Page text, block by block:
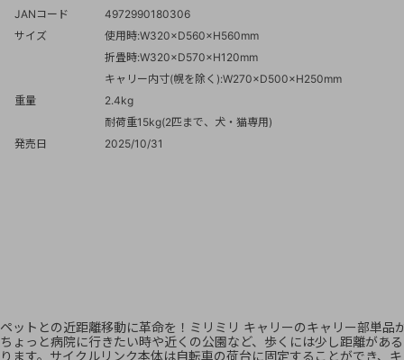
JANコード
4972990180306
サイズ
使用時:W320×D560×H560mm
折畳時:W320×D570×H120mm
キャリー内寸(幌を除く):W270×D500×H250mm
重量
2.4kg
耐荷重15kg(2匹まで、犬・猫専用)
発売日
2025/10/31
ペットとの近距離移動に革命を！ミリミリ キャリーのキャリー部単品
ちょっと病院に行きたい時や近くの公園など、歩くには少し距離があ
ります。サイクルリンク本体は自転車の荷台に固定することができ、